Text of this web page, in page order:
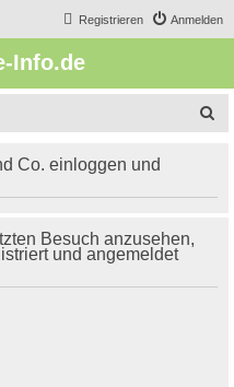
Anmelden
Registrieren
Info.de
Co. einloggen und
Besuch anzusehen,
und angemeldet